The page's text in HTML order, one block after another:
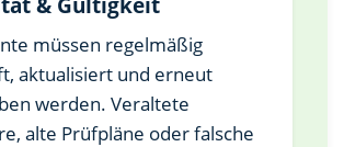
müssen regelmäßig
aktualisiert und erneut
werden. Veraltete
alte Prüfpläne oder falsche